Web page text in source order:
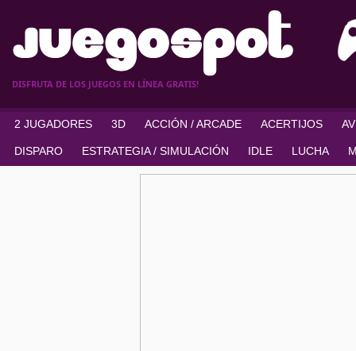
DISFRUTA DE LOS JUEGOS EN LÍNEA GRATIS!
2 JUGADORES 3D ACCIÓN / ARCADE ACERTIJOS
DISPARO ESTRATEGIA / SIMULACIÓN IDLE LUCHA